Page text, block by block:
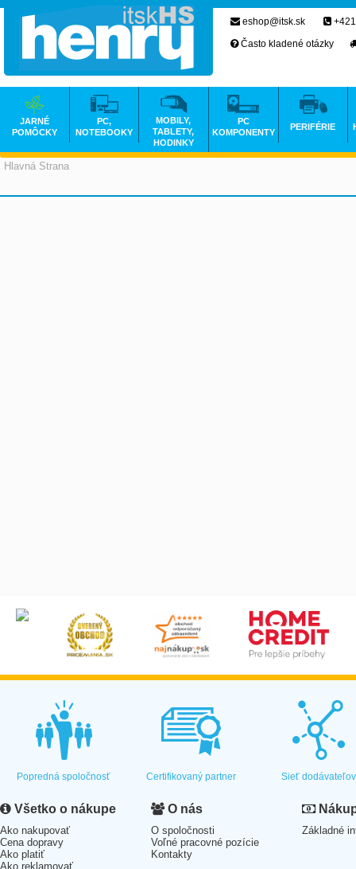
Hlavná Strana
eshop@itsk.sk
Často kladené otázky
JARNÉ
POMÔCKY
PC,
NOTEBOOKY
MOBILY,
TABLETY,
HODINKY
PC
KOMPONENTY
PERIFÉRIE
Popredná spoločnosť Certifikovaný partner Sieť dodávateľov
Všetko o nákupe
Ako nakupovať
Cena dopravy
Ako platiť
Ako reklamovať
O nás
O spoločnosti
Voľné pracovné pozície
Kontakty
Základné